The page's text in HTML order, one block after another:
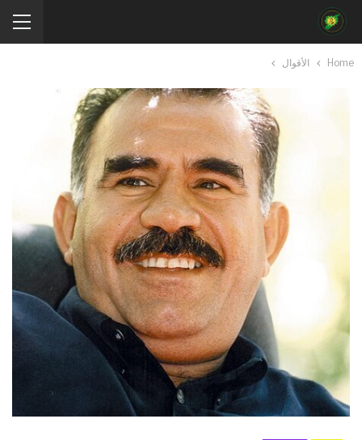
Home الأقوال